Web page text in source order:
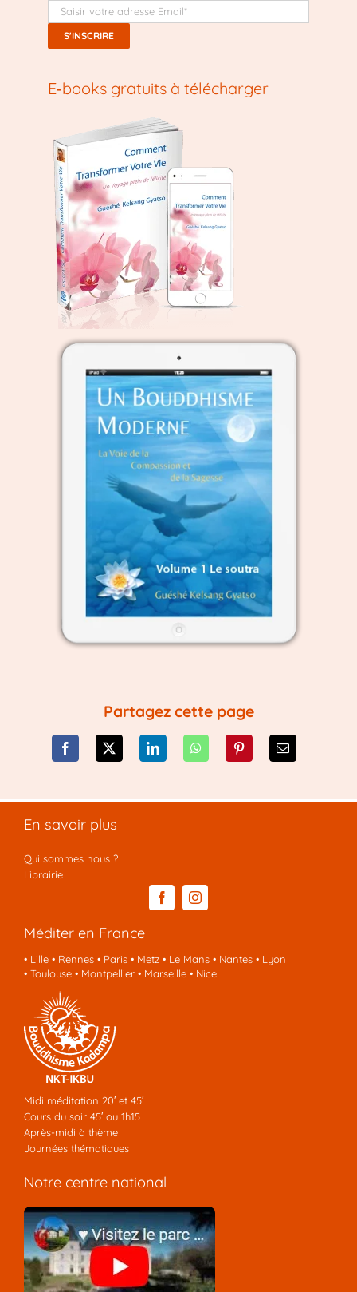
E‑books gratuits à télécharger
Partagez cette page
En savoir plus
Qui sommes nous ?
Librairie
Méditer en France
• Lille• Rennes• Paris• Metz• Le Mans• Nantes• Lyon
• Toulouse• Montpellier• Marseille• Nice
Midi méditation 20′ et 45′
Cours du soir 45′ ou 1h15
Après-midi à thème
Journées thématiques
Notre centre national